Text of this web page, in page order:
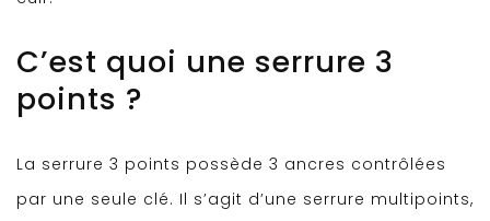
C’est quoi une serrure 3
points ?
La serrure 3 points possède 3 ancres contrôlées
par une seule clé. Il s’agit d’une serrure multipoints,